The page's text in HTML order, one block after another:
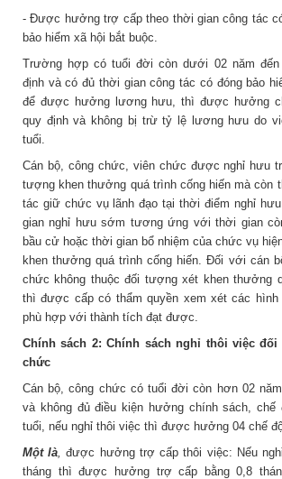
- Được hưởng trợ cấp theo thời gian công tác
bảo hiểm xã hội bắt buộc.
Trường hợp có tuổi đời còn dưới 02 năm
định và có đủ thời gian công tác có đóng bảo
để được hưởng lương hưu, thì được hưởng
quy định và không bị trừ tỷ lệ lương hưu do
tuổi.
Cán bộ, công chức, viên chức được nghỉ hưu
tượng khen thưởng quá trình cống hiến mà còn
tác giữ chức vụ lãnh đạo tại thời điểm nghỉ
gian nghỉ hưu sớm tương ứng với thời gian
bầu cử hoặc thời gian bổ nhiệm của chức vụ
khen thưởng quá trình cống hiến. Đối với cán
chức không thuộc đối tượng xét khen thưởng
thì được cấp có thẩm quyền xem xét các
phù hợp với thành tích đạt được.
Chính sách 2: Chính sách nghỉ thôi việc
chức
Cán bộ, công chức có tuổi đời còn hơn 02
và không đủ điều kiện hưởng chính sách,
tuổi, nếu nghỉ thôi việc thì được hưởng 04 chế
Một là được hưởng trợ cấp thôi việc: Nếu
tháng thì được hưởng trợ cấp bằng 0,8